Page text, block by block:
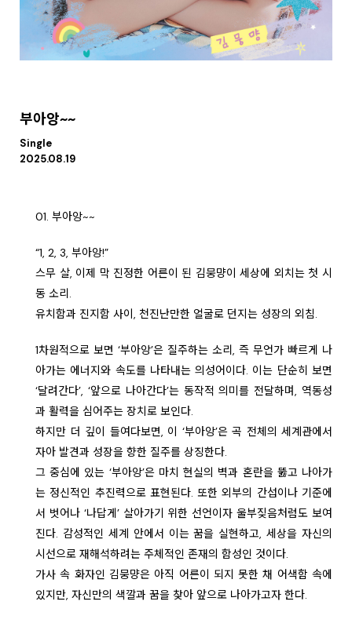
부아앙~~
Single
2025.08.19
01. 부아앙~~
“1, 2, 3, 부아앙!”
스무 살, 이제 막 진정한 어른이 된 김뭉먕이 세상에 외치는 첫 시
동 소리.
유치함과 진지함 사이, 천진난만한 얼굴로 던지는 성장의 외침.
1차원적으로 보면 ‘부아앙’은 질주하는 소리, 즉 무언가 빠르게 나
아가는 에너지와 속도를 나타내는 의성어이다. 이는 단순히 보면
‘달려간다’, ‘앞으로 나아간다’는 동작적 의미를 전달하며, 역동성
과 활력을 심어주는 장치로 보인다.
하지만 더 깊이 들여다보면, 이 ‘부아앙’은 곡 전체의 세계관에서
자아 발견과 성장을 향한 질주를 상징한다.
그 중심에 있는 ‘부아앙’은 마치 현실의 벽과 혼란을 뚫고 나아가
는 정신적인 추진력으로 표현된다. 또한 외부의 간섭이나 기준에
서 벗어나 ‘나답게’ 살아가기 위한 선언이자 울부짖음처럼도 보여
진다. 감성적인 세계 안에서 이는 꿈을 실현하고, 세상을 자신의
시선으로 재해석하려는 주체적인 존재의 함성인 것이다.
가사 속 화자인 김뭉먕은 아직 어른이 되지 못한 채 어색함 속에
있지만, 자신만의 색깔과 꿈을 찾아 앞으로 나아가고자 한다.